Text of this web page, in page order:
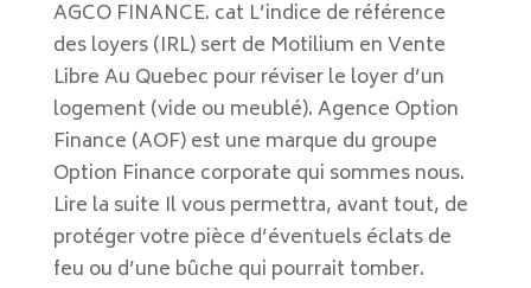
AGCO FINANCE. cat L’indice de référence
des loyers (IRL) sert de Motilium en Vente
Libre Au Quebec pour réviser le loyer d’un
logement (vide ou meublé). Agence Option
Finance (AOF) est une marque du groupe
Option Finance corporate qui sommes nous.
Lire la suite Il vous permettra, avant tout, de
protéger votre pièce d’éventuels éclats de
feu ou d’une bûche qui pourrait tomber.